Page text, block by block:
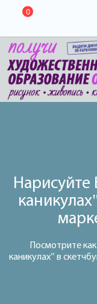
0
Посмотрите
каникулах" в